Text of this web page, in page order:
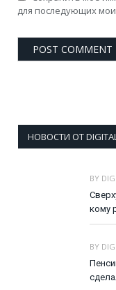
для последующих
НОВОСТИ ОТ
BY
кому
BY